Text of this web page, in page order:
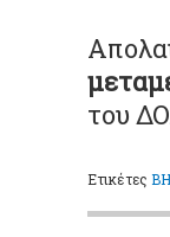
του
Ετικέτες